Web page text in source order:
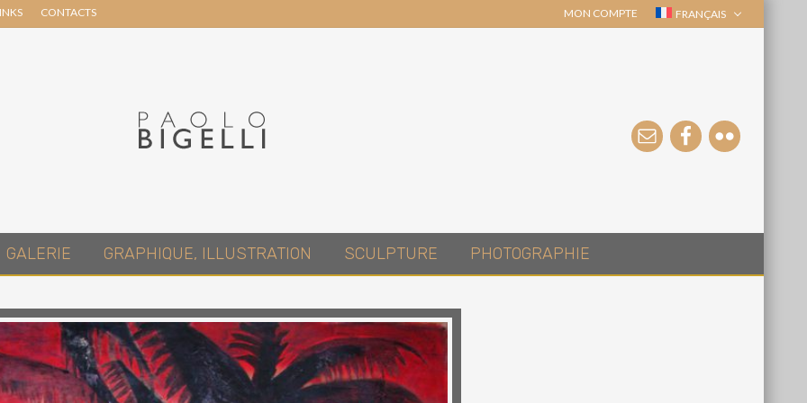
CONTACTS MON COMPTE FRANÇAIS
Pittore
in
Roma
GALERIE GRAPHIQUE, ILLUSTRATION SCULPTURE PHOTOGRAPHIE